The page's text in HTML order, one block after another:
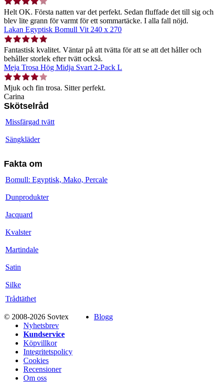
Helt OK. Första natten var det perfekt. Sedan fluffade det till sig och
blev lite grann för varmt för ett sommartäcke. I alla fall nöjd.
Lakan Egyptisk Bomull Vit 240 x 270
Fantastisk kvalitet. Väntar på att tvätta för att se att det håller och
behåller storlek efter tvätt också.
Meja Trosa Hög Midja Svart 2-Pack L
Mjuk och fin trosa. Sitter perfekt.
Carina
Skötselråd
Missfärgad tvätt
Sängkläder
Fakta om
Bomull: Egyptisk, Mako, Percale
Dunprodukter
Jacquard
Kvalster
Martindale
Satin
Silke
Trådtäthet
© 2008-2026 Sovtex
Blogg
Nyhetsbrev
Kundservice
Köpvillkor
Integritetspolicy
Cookies
Recensioner
Om oss